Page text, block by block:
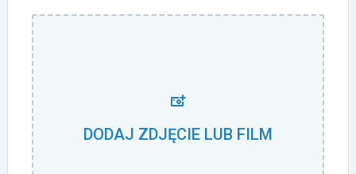
DODAJ ZDJĘCIE LUB FILM